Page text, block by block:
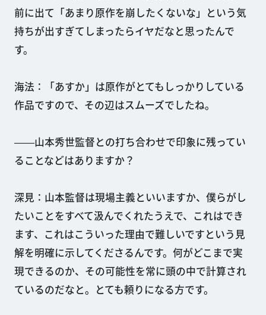
前に出て「あまり原作を崩したくないな」という気
持ちが出すぎてしまったらイヤだなと思ったんで
す。
海法：「あすか」は原作がとてもしっかりしている
作品ですので、その辺はスムーズでしたね。
――山本秀世監督との打ち合わせで印象に残ってい
ることなどはありますか？
深見：山本監督は現場主義といいますか、僕らがし
たいことをすべて汲んでくれたうえで、これはでき
ます、これはこういった理由で難しいですという見
解を明確に示してくださるんです。何がどこまで実
現できるのか、その可能性を常に頭の中で計算され
ているのだなと。とても頼りになる方です。